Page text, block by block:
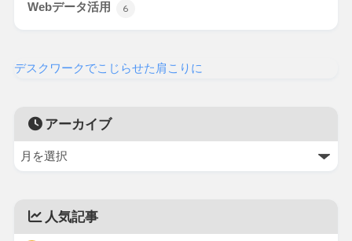
Webデータ活用 6
デスクワークでこじらせた肩こりに
アーカイブ
人気記事